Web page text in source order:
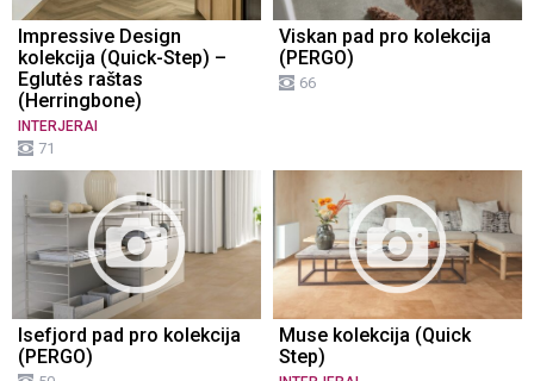
Impressive Design
kolekcija (Quick-Step) –
Eglutės raštas
(Herringbone)
INTERJERAI
71
Viskan pad pro kolekcija
(PERGO)
66
Isefjord pad pro kolekcija
(PERGO)
Muse kolekcija (Quick
Step)